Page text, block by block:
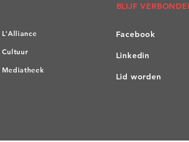
L'Alliance
Cultuur
Mediatheek
BLIJF
Facebook
Linkedin
Lid worden